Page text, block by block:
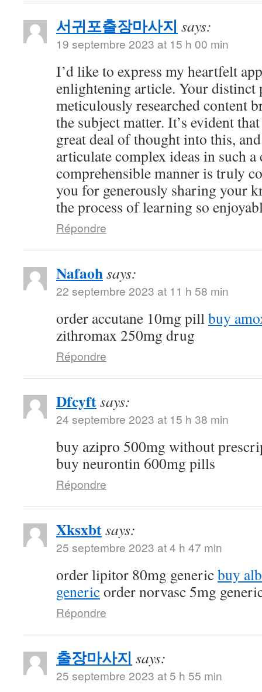
서귀포출장마사지 says:
19 septembre 2023 at 15 h 00 min
I’d like to express my heartfelt
enlightening article. Your distinct
meticulously researched content
the subject matter. It’s evident
great deal of thought into this,
articulate complex ideas in such a
comprehensible manner is truly
you for generously sharing your
the process of learning so
Répondre
Nafaohsays:
22 septembre 2023 at 11 h 58 min
order accutane 10mg pillbuy
zithromax 250mg drug
Répondre
Dfcyftsays:
24 septembre 2023 at 15 h 38 min
buy azipro 500mg without
buy neurontin 600mg pills
Répondre
Xksxbtsays:
25 septembre 2023 at 4 h 47 min
order lipitor 80mg genericbuy
genericorder norvasc 5mg
Répondre
출장마사지 says:
25 septembre 2023 at 5 h 55 min